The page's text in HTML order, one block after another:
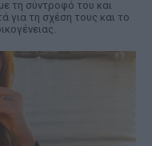
τη σύντροφό του και
για τη σχέση τους και το